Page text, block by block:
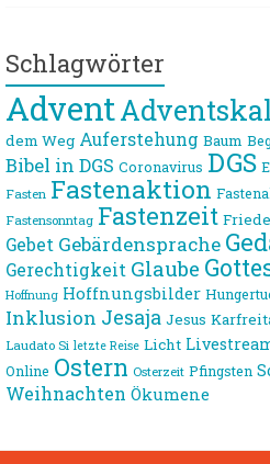
Schlagwörter
Advent
dem Weg Auferstehung Baum
Bibel in DGS Coronavirus DGS
Fasten Fastenaktion
Fastensonntag Fastenzeit
Gebet Gebärdensprache
Gerechtigkeit Glaube
Hoffnung Hoffnungsbilder
Inklusion Jesaja Jesus
Laudato Si letzte Reise Licht
Online Ostern Osterzeit Pfingsten
Weihnachten Ökumene